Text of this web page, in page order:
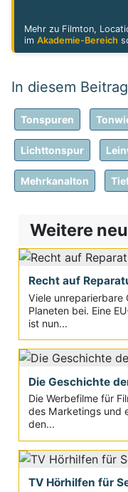
Mehr zu Filmton,
imAkademie-Bereich
Tonspuren
Lichttonspur
Mehrkanalton
Weitere
Recht auf
Viele unreparierbare
Planeten bei. Eine
ist nun...
Die Geschichte
Die Werbefilme für
des Marketings und
den...
TV Hörhilfen für